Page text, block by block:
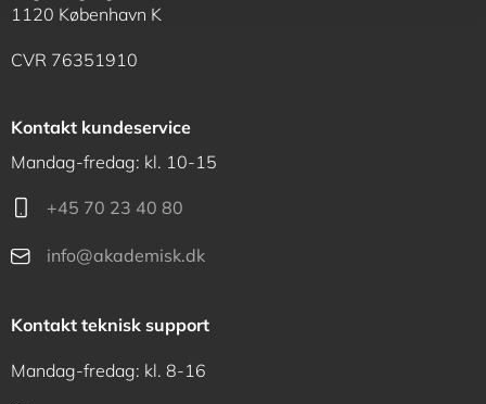
1120 København K
CVR 76351910
Kontakt kundeservice
Mandag-fredag: kl. 10-15
+45 70 23 40 80
info@akademisk.dk
Kontakt teknisk support
Mandag-fredag: kl. 8-16